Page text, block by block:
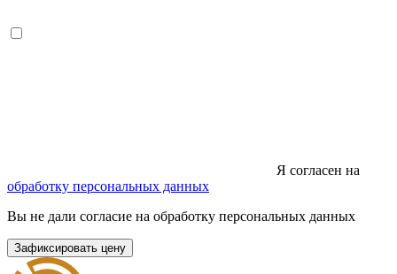
Я согласен на
обработку персональных данных
Вы не дали согласие на обработку персональных данных
Зафиксировать цену